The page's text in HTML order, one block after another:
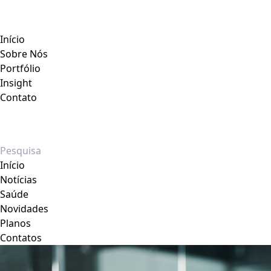
Início
Sobre Nós
Portfólio
Insight
Contato
Início
Notícias
Saúde
Novidades
Planos
Contatos